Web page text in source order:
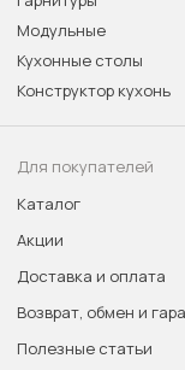
Модульные
Кухонные столы
Конструктор кухонь
Для покупателей
Каталог
Акции
Доставка и оплата
Возврат, обмен и
Полезные статьи